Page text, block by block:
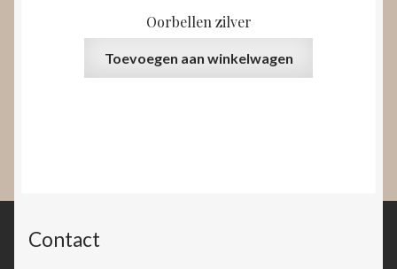
Oorbellen zilver
Toevoegen aan winkelwagen
Contact